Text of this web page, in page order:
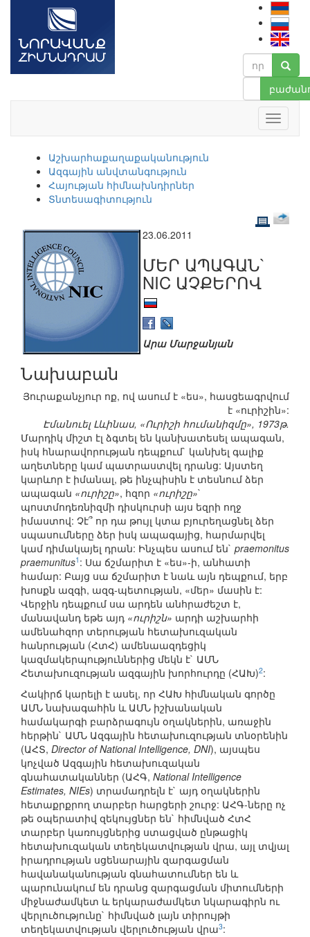
Աշխարհաքաղաքականություն
Ազգային անվտանգություն
Հայության հիմնախնդիրներ
Տնտեսագիտություն
23.06.2011
ՄԵՐ ԱՊԱԳԱՆ`
NIC ԱՉՔԵՐՈՎ
Արա Մարջանյան
Նախաբան
Յուրաքանչյուր ոք, ով ասում է «ես», հասցեագրվում
է «ուրիշին»:
Էմանուել Լևինաս, «Ուրիշի հումանիզմը», 1973թ.
Մարդիկ միշտ էլ ձգտել են կանխատեսել ապագան,
իսկ հնարավորության դեպքում` կանխել գալիք
աղետները կամ պատրաստվել դրանց: Այստեղ
կարևոր է իմանալ, թե ինչպիսին է տեսնում ձեր
ապագան «ուրիշը», հզոր «ուրիշը»`
պոստմոդեռնիզմի դիսկուրսի այս եզրի ողջ
իմաստով: Չէ՞ որ դա թույլ կտա բյուրեղացնել ձեր
սպասումները ձեր իսկ ապագայից, հարմարվել
կամ դիմակայել դրան: Ինչպես ասում են` praemonitus
praemunitus1 : Սա ճշմարիտ է «ես»-ի, անհատի
համար: Բայց սա ճշմարիտ է նաև այն դեպքում, երբ
խոսքն ազգի, ազգ-պետության, «մեր» մասին է:
Վերջին դեպքում սա արդեն անհրաժեշտ է,
մանավանդ եթե այդ «ուրիշն» արդի աշխարհի
ամենահզոր տերության հետախուզական
հանրության (ՀտՀ) ամենաազդեցիկ
կազմակերպություններից մեկն է` ԱՄՆ
Հետախուզության ազգային խորհուրդը (ՀԱԽ)2:
Հակիրճ կարելի է ասել, որ ՀԱԽ հիմնական գործը
ԱՄՆ նախագահին և ԱՄՆ իշխանական
համակարգի բարձրագույն օղակներին, առաջին
հերթին` ԱՄՆ Ազգային հետախուզության տնօրենին
(ԱՀՏ, Director of National Intelligence, DNI), այսպես
կոչված Ազգային հետախուզական
գնահատականներ (ԱՀԳ, National Intelligence
Estimates, NIEs) տրամադրելն է` այդ օղակներին
հետաքրքրող տարբեր հարցերի շուրջ: ԱՀԳ-ները ոչ
թե օպերատիվ զեկույցներ են` հիմնված ՀտՀ
տարբեր կառույցներից ստացված ընթացիկ
հետախուզական տեղեկատվության վրա, այլ տվյալ
իրադրության սցենարային զարգացման
հավանականության գնահատումներ են և
պարունակում են դրանց զարգացման միտումների
միջնաժամկետ և երկարաժամկետ նկարագիրն ու
վերլուծությունը` հիմնված լայն տիրույթի
տեղեկատվության վերլուծության վրա3: